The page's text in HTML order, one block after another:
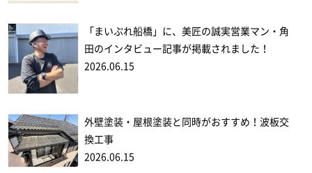
「まいぷれ船橋」に、美匠の誠実営業マン・角
田のインタビュー記事が掲載されました！
2026.06.15
外壁塗装・屋根塗装と同時がおすすめ！波板交
換工事
2026.06.15